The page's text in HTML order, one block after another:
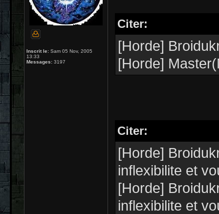
Inscrit le: Sam 05 Nov, 2005
13:33
Messages: 3197
Citer:
[Horde]
[Horde]
Citer:
[Horde]
inflexibilite et
[Horde]
inflexibilite et